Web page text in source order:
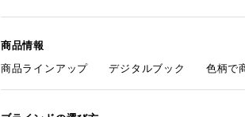
商品情報
商品ラインアップ
デジタルブック 色柄で